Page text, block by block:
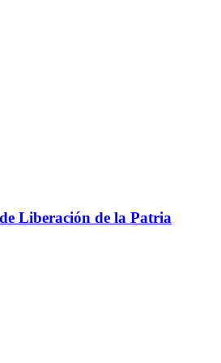
Liberación de la Patria